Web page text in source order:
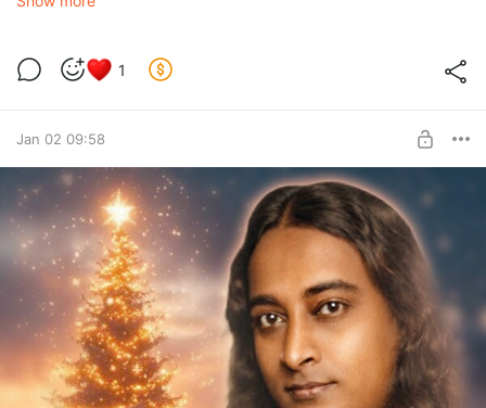
Вот небольшая цитата из данного наставления:
«Чем больше я наблюдаю вызванные человеческим
долговечное счастье не было бы достигнуто, даже если бы
все улицы были вымощены чистым золотом. Мы
счастливы, когда делаем счастливыми других, когда
отказываемся от собственных интересов ради того, чтобы
нести другим радость. Если бы так поступал каждый, все
были бы счастливы, и каждый получал бы от других заботу
и внимание. Именно об этом говорил Иисус: «Итак, во
всем, как хотите, чтобы с вами поступали люди, так
поступайте и вы с ними»».
📌 Вы можете прочитать, скачать по ссылке:
https://yogoda.online/infinite-god
1
Jan 02 09:58